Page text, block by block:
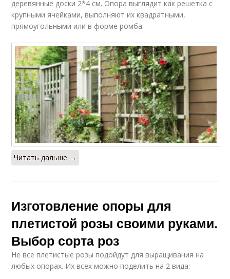
деревянные доски 2*4 см. Опора выглядит как решетка с
крупными ячейками, выполняют их квадратными,
прямоугольными или в форме ромба.
Читать дальше →
Изготовление опоры для
плетистой розы своими руками.
Выбор сорта роз
Не все плетистые розы подойдут для выращивания на
любых опорах. Их всех можно поделить на 2 вида: